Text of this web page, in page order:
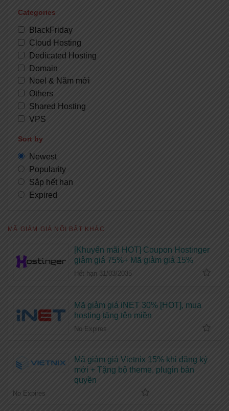
Categories
BlackFriday
Cloud Hosting
Dedicated Hosting
Domain
Noel & Năm mới
Others
Shared Hosting
VPS
Sort by
Newest
Popularity
Sắp hết hạn
Expired
MÃ GIẢM GIÁ NỔI BẬT KHÁC
[Khuyến mãi HOT] Coupon Hostinger
giảm giá 75%+ Mã giảm giá 15%
Hết hạn 31/03/2035
Mã giảm giá iNET 30% [HOT], mua
hosting tặng tên miền
No Expires
Mã giảm giá Vietnix 15% khi đăng ký
mới + Tặng bộ theme, plugin bản
quyền
No Expires